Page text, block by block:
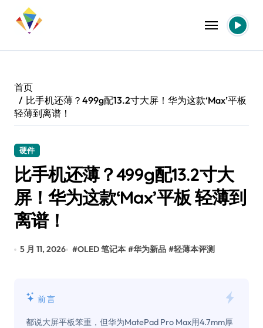
首页
比手机还薄？499g配13.2寸大屏！华为这款‘Max’平板
轻薄到离谱！
硬件
比手机还薄？499g配13.2寸大
屏！华为这款‘Max’平板 轻薄到
离谱！
5 月 11, 2026 #OLED 笔记本 #华为新品 #轻薄本评测
前言
都说大屏平板笨重，但华为MatePad Pro Max用4.7mm厚